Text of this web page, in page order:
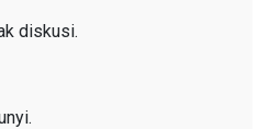
diskusi.